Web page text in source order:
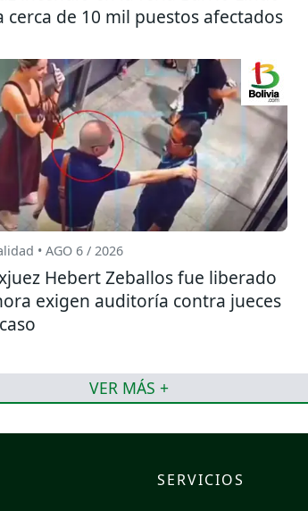
cerca de 10 mil puestos afectados
• AGO 6 / 2026
Hebert Zeballos fue liberado
exigen auditoría contra jueces
VER MÁS +
SERVICIOS